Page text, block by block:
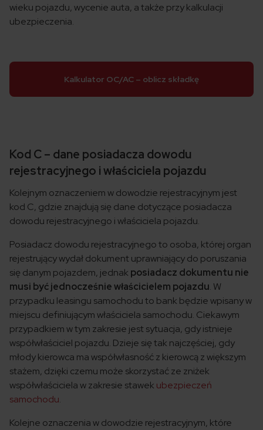
wieku pojazdu, wycenie auta, a także przy kalkulacji
ubezpieczenia.
Kalkulator OC/AC – oblicz składkę
Kod C – dane posiadacza dowodu
rejestracyjnego i właściciela pojazdu
Kolejnym oznaczeniem w dowodzie rejestracyjnym jest
kod C, gdzie znajdują się dane dotyczące posiadacza
dowodu rejestracyjnego i właściciela pojazdu.
Posiadacz dowodu rejestracyjnego to osoba, której organ
rejestrujący wydał dokument uprawniający do poruszania
się danym pojazdem, jednak posiadacz dokumentu nie
musi być jednocześnie właścicielem pojazdu. W
przypadku leasingu samochodu to bank będzie wpisany w
miejscu definiującym właściciela samochodu. Ciekawym
przypadkiem w tym zakresie jest sytuacja, gdy istnieje
współwłaściciel pojazdu. Dzieje się tak najczęściej, gdy
młody kierowca ma współwłasność z kierowcą z większym
stażem, dzięki czemu może skorzystać ze zniżek
współwłaściciela w zakresie stawek ubezpieczeń
samochodu.
Kolejne oznaczenia w dowodzie rejestracyjnym, które